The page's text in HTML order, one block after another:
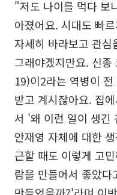
"저도 나이를 먹다 보
아졌어요. 시대도 빠
자세히 바라보고 관심
그래야겠지만요. 신
19)이2라는 역병이
받고 계시잖아요. 집
서 '왜 이런 일이 생긴
안재영 자체에 대한
근할 때도 이렇게 고
람을 만들어서 좋았